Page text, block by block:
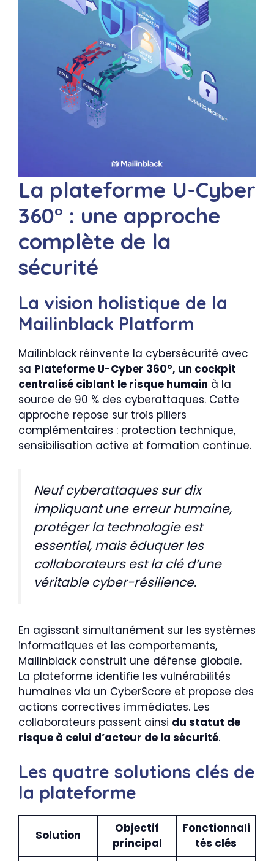
La plateforme U-Cyber
360° : une approche
complète de la
sécurité
La vision holistique de la
Mailinblack Platform
Mailinblack réinvente la cybersécurité avec
sa Plateforme U-Cyber 360°, un cockpit
centralisé ciblant le risque humain à la
source de 90 % des cyberattaques. Cette
approche repose sur trois piliers
complémentaires : protection technique,
sensibilisation active et formation continue.
Neuf cyberattaques sur dix
impliquant une erreur humaine,
protéger la technologie est
essentiel, mais éduquer les
collaborateurs est la clé d’une
véritable cyber-résilience.
En agissant simultanément sur les systèmes
informatiques et les comportements,
Mailinblack construit une défense globale.
La plateforme identifie les vulnérabilités
humaines via un CyberScore et propose des
actions correctives immédiates. Les
collaborateurs passent ainsi du statut de
risque à celui d’acteur de la sécurité.
Les quatre solutions clés de
la plateforme
Solution
Objectif
principal
Fonctionnali
tés clés